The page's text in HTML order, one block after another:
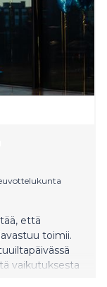
että
toimii.
vaikutuksesta